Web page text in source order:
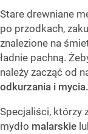
Stare drewniane
po przodkach,
znalezione na
ładnie pachną.
należy zacząć od
odkurzania i mycia.
Specjaliści, którzy
mydło malarskie